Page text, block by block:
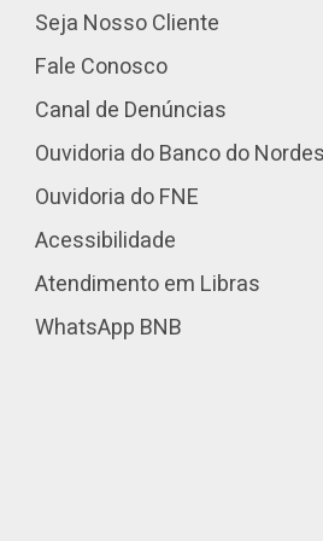
Seja Nosso Cliente
Fale Conosco
Canal de Denúncias
Ouvidoria do Banco do
Ouvidoria do FNE
Acessibilidade
Atendimento em Libras
WhatsApp BNB